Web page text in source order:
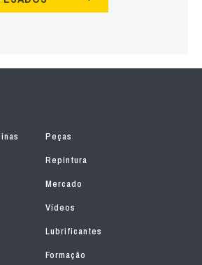
Peças
Repintura
Mercado
Vídeos
Lubrificantes
Formação